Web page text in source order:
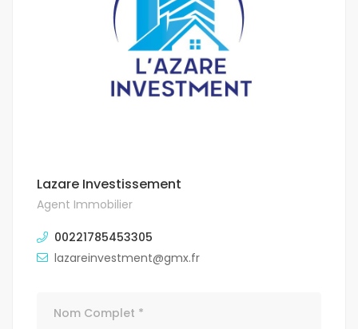
Lazare Investissement
Agent Immobilier
00221785453305
lazareinvestment@gmx.fr